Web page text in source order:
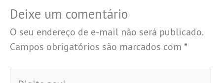
Deixe um comentário
O seu endereço de e-mail não será publicado.
Campos obrigatórios são marcados com *